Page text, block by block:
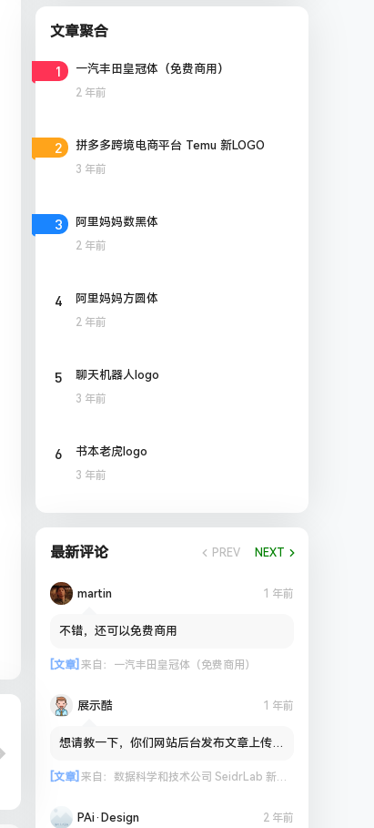
文章聚合
1 一汽丰田皇冠体（免费商用）
2 年前
2 拼多多跨境电商平台 Temu 新LOGO
3 年前
3 阿里妈妈数黑体
2 年前
4 阿里妈妈方圆体
2 年前
5 聊天机器人logo
3 年前
6 书本老虎logo
3 年前
最新评论 PREV NEXT
martin 1 年前
不错，还可以免费商用
[文章] 来自： 一汽丰田皇冠体（免费商用）
展示酷 1 年前
想请教一下，你们网站后台发布文章上传图
[文章] 来自： 数据科学和技术公司 SeidrLab 新标志
PAi·Design 2 年前